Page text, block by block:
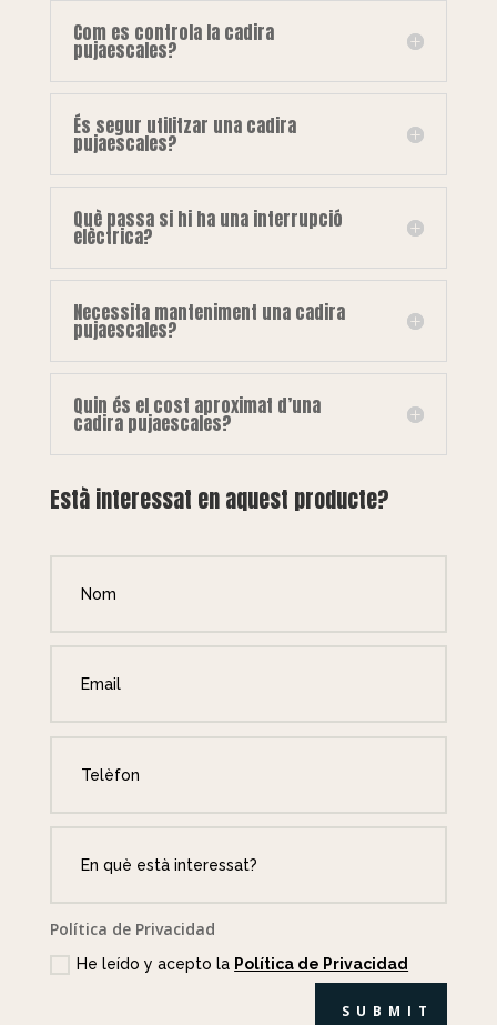
Com es controla la cadira
pujaescales?
És segur utilitzar una cadira
pujaescales?
Què passa si hi ha una interrupció
elèctrica?
Necessita manteniment una cadira
pujaescales?
Quin és el cost aproximat d’una
cadira pujaescales?
Està interessat en aquest producte?
Política de Privacidad
He leído y acepto la Política de Privacidad
SUBMIT